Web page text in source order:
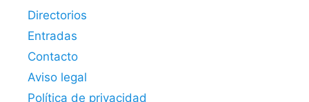
Directorios
Entradas
Contacto
Aviso legal
Política de privacidad